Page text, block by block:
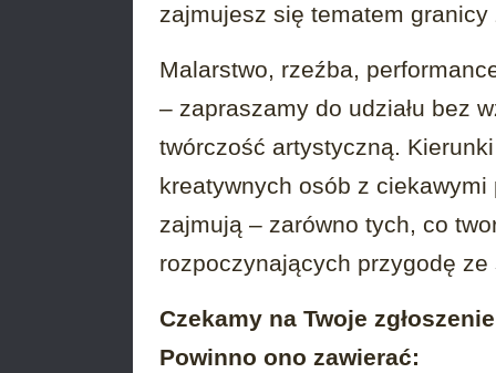
zajmujesz się tematem
Malarstwo, rzeźba,
– zapraszamy do udziału bez
twórczość artystyczną.
kreatywnych osób z
zajmują – zarówno tych, co
rozpoczynających przygodę ze
Czekamy na Twoje
Powinno ono zawierać: